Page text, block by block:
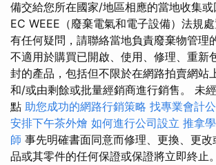
備交給您所在國家/地區相應的當地收集
EC WEEE（廢棄電氣和電子設備）法規
有任何疑問，請聯絡當地負責廢棄物管理
不適用於購買已開啟、使用、修理、重新
封的產品，包括但不限於在網路拍賣網站
和/或由剩餘或批量經銷商進行銷售。 未
點 助您成功的網路行銷策略 找專業會計
安排下午茶外燴 如何進行公司設立 推拿
師 事先明確書面同意而修理、更換、更
品或其零件的任何保證或保證將立即終止。